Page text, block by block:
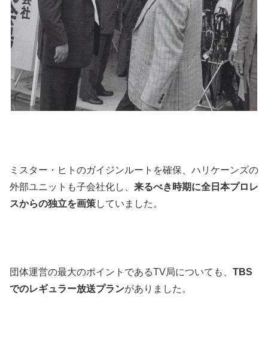
ミスター・ヒトのガイジンルートを確保、ハリケーンズの
外部ユニットも子会社化し、 来るべき時期に全日本プロレ
スからの独立を画策していました。
団体運営の最大のポイントであるTV局についても、 TBS
でのレギュラー放送プランがありました。